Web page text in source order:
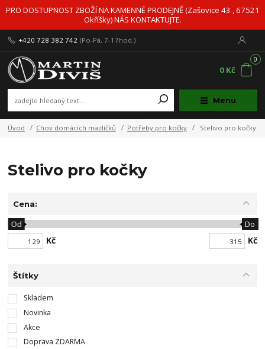
PRO DOSTUPNOST ZBOŽÍ NA KAMENNÉ PRODEJNĚ (Zašovice 43 , 67521
Okříšky) NÁS KONTAKTUJTE.
Menu
+420 728 382 742 (Po-Pá, 7-17hod.)
0
0 Kč
Úvod Chov domácích mazlíčků Potřeby pro kočky Stelivo pro kočky
Stelivo pro kočky
Cena:
Kč
Od Do
Kč
Štítky
Skladem
Novinka
Akce
Doprava ZDARMA